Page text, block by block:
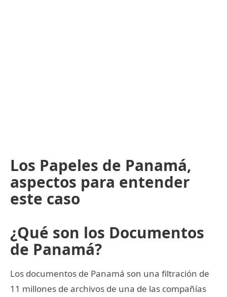
Los Papeles de Panamá,
aspectos para entender
este caso
¿Qué son los Documentos
de Panamá?
Los documentos de Panamá son una filtración de
11 millones de archivos de una de las compañías